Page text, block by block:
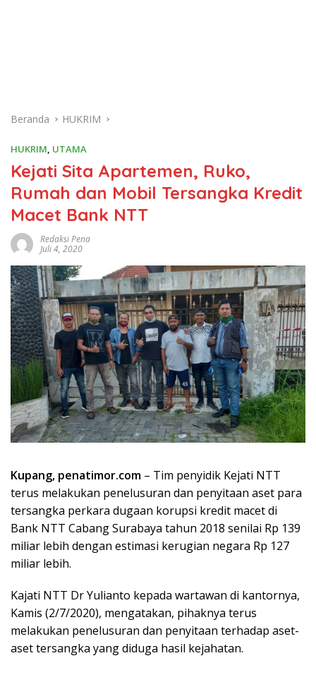
Beranda HUKRIM
HUKRIM, UTAMA
Kejati Sita Apartemen, Ruko,
Rumah dan Mobil Tersangka Kredit
Macet Bank NTT
Redaksi Pena
Juli 4, 2020
Kupang, penatimor.com – Tim penyidik Kejati NTT
terus melakukan penelusuran dan penyitaan aset para
tersangka perkara dugaan korupsi kredit macet di
Bank NTT Cabang Surabaya tahun 2018 senilai Rp 139
miliar lebih dengan estimasi kerugian negara Rp 127
miliar lebih.
Kajati NTT Dr Yulianto kepada wartawan di kantornya,
Kamis (2/7/2020), mengatakan, pihaknya terus
melakukan penelusuran dan penyitaan terhadap aset-
aset tersangka yang diduga hasil kejahatan.